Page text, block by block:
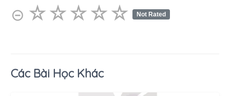
⊝ ☆☆☆☆☆
★★★★★ Not Rated
Các Bài Học Khác